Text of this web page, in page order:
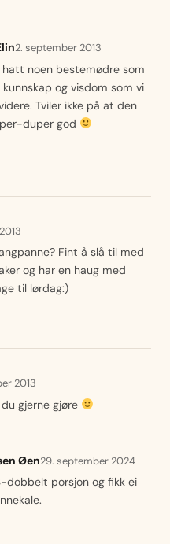
2. september 2013
noen bestemødre som
og visdom som vi
Tviler ikke på at den
duper god
Fint å slå til med
og har en haug med
til lørdag:)
2013
gjerne gjøre
Øen29. september 2024
dobbelt porsjon og fikk ei